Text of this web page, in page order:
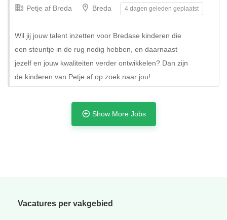
Petje af Breda Breda 4 dagen geleden geplaatst
Wil jij jouw talent inzetten voor Bredase kinderen die
een steuntje in de rug nodig hebben, en daarnaast
jezelf en jouw kwaliteiten verder ontwikkelen? Dan zijn
de kinderen van Petje af op zoek naar jou!
Show More Jobs
Vacatures per vakgebied